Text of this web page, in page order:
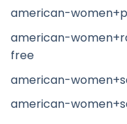
american-
american-
free
american-
american-